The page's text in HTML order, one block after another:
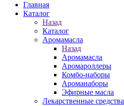
Главная
Каталог
Назад
Каталог
Аромамасла
Назад
Аромамасла
Аромароллеры
Комбо-наборы
Ароманаборы
Эфирные масла
Лекарственные средства